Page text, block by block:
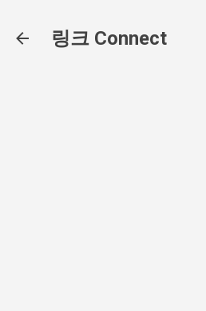
링크 Connect